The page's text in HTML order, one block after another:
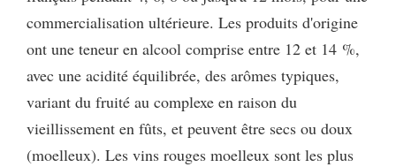
commercialisation ultérieure. Les produits d'origine
ont une teneur en alcool comprise entre 12 et 14 %,
avec une acidité équilibrée, des arômes typiques,
variant du fruité au complexe en raison du
vieillissement en fûts, et peuvent être secs ou doux
(moelleux). Les vins rouges moelleux sont les plus